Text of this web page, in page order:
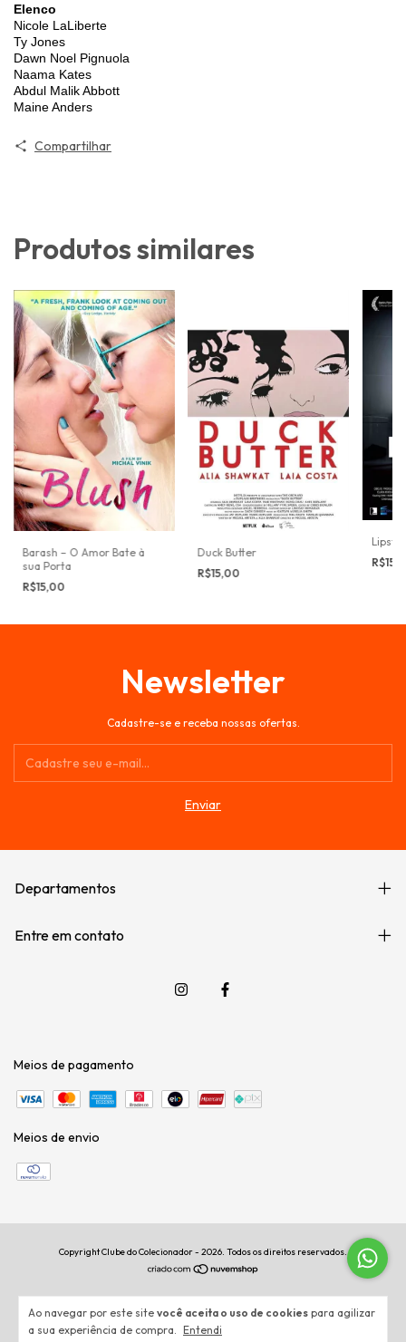
Ao navegar por este site você aceita o uso de cookies para agilizar
a sua experiência de compra. Entendi
Elenco
Nicole LaLiberte
Ty Jones
Dawn Noel Pignuola
Naama Kates
Abdul Malik Abbott
Maine Anders
Compartilhar
Produtos similares
Barash – O Amor Bate à
sua Porta
R$15,00
Duck Butter
R$15,00
Newsletter
Cadastre-se e receba nossas ofertas.
Departamentos
Entre em contato
Meios de pagamento
Meios de envio
Copyright Clube do Colecionador - 2026. Todos os direitos reservados.